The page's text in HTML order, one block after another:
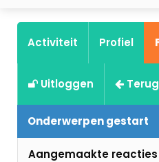
Activiteit Profiel
Uitloggen
Onderwerpen gestart
Aangemaakte reacties